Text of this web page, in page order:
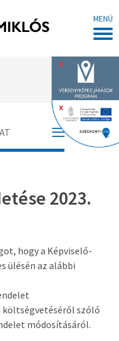
MENÜ
x
x
2023.
hogy a Képviselő-
ülésén az alábbi
költségvetéséről szóló
módosításáról.